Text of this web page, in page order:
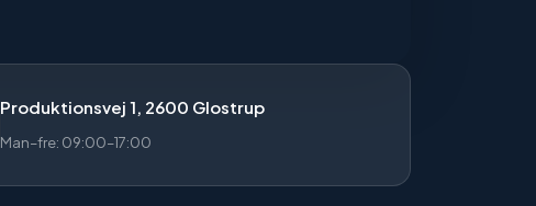
Produktionsvej 1, 2600 Glostrup
Man–fre: 09:00–17:00